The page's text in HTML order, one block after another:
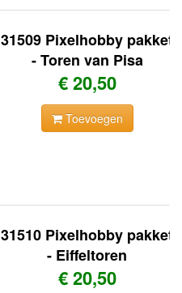
31509 Pixelhobby pakket
- Toren van Pisa
€ 20,50
Toevoegen
31510 Pixelhobby pakket
- Eiffeltoren
€ 20,50